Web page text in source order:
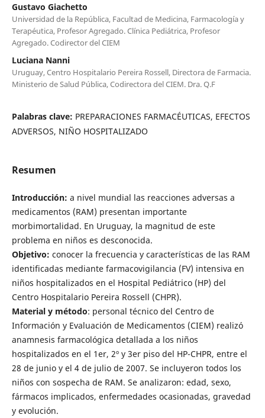
Gustavo Giachetto
Universidad de la República, Facultad de Medicina, Farmacología y
Terapéutica, Profesor Agregado. Clínica Pediátrica, Profesor
Agregado. Codirector del CIEM
Luciana Nanni
Uruguay, Centro Hospitalario Pereira Rossell, Directora de Farmacia.
Ministerio de Salud Pública, Codirectora del CIEM. Dra. Q.F
Palabras clave: PREPARACIONES FARMACÉUTICAS, EFECTOS
ADVERSOS, NIÑO HOSPITALIZADO
Resumen
Introducción: a nivel mundial las reacciones adversas a
medicamentos (RAM) presentan importante
morbimortalidad. En Uruguay, la magnitud de este
problema en niños es desconocida.
Objetivo: conocer la frecuencia y características de las RAM
identificadas mediante farmacovigilancia (FV) intensiva en
niños hospitalizados en el Hospital Pediátrico (HP) del
Centro Hospitalario Pereira Rossell (CHPR).
Material y método: personal técnico del Centro de
Información y Evaluación de Medicamentos (CIEM) realizó
anamnesis farmacológica detallada a los niños
hospitalizados en el 1er, 2º y 3er piso del HP-CHPR, entre el
28 de junio y el 4 de julio de 2007. Se incluyeron todos los
niños con sospecha de RAM. Se analizaron: edad, sexo,
fármacos implicados, enfermedades ocasionadas, gravedad
y evolución.